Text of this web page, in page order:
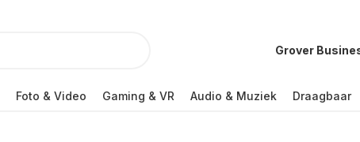
Grover
Foto & Video Gaming & VR Audio & Muziek Draagbaar